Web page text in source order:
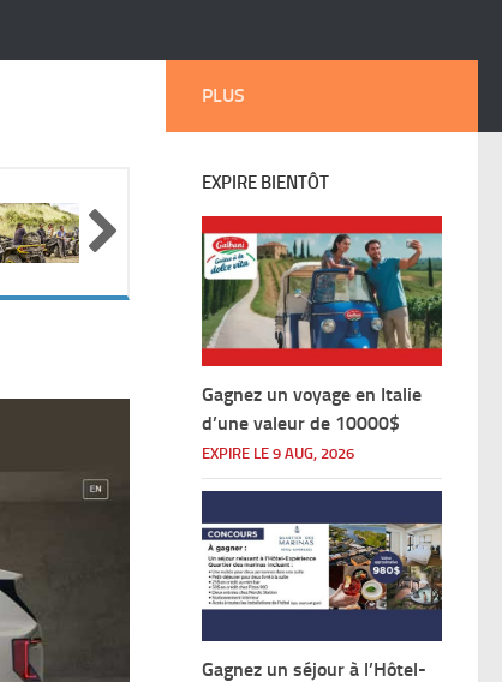
PLUS
EXPIRE BIENTÔT
Gagnez un voyage en Italie
d’une valeur de 10000$
EXPIRE LE 9 AUG, 2026
Gagnez un séjour à l’Hôtel-